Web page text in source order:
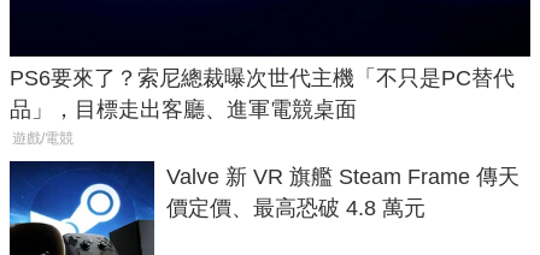
PS6要來了？索尼總裁曝次世代主機「不只是PC替代
品」，目標走出客廳、進軍電競桌面
遊戲/電競
Valve 新 VR 旗艦 Steam Frame 傳天
價定價、最高恐破 4.8 萬元